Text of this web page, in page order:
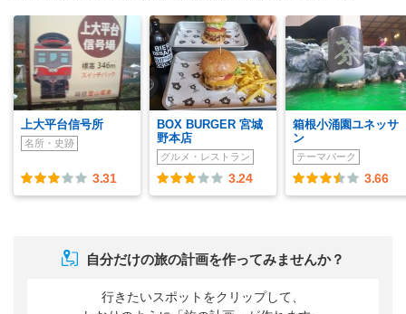
上大平台信号所
名所・史跡
3.31
BOX BURGER 宮城
野本店
グルメ・レストラン
3.24
箱根小涌園ユネッサ
ン
テーマパーク
3.66
自分だけの旅の計画を作ってみませんか？
行きたいスポットをクリップして、